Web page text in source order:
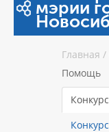
мэрии
Главная /
Помощь